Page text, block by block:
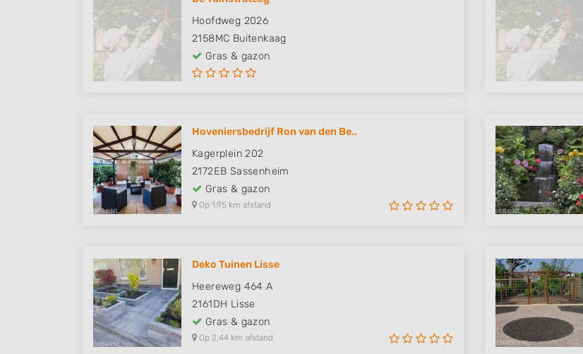
Hoofdweg 2026
2158MC Buitenkaag
Gras & gazon
Hoveniersbedrijf Ron van den Be..
Kagerplein 202
2172EB Sassenheim
Gras & gazon
Op 1,95 km afstand
Deko Tuinen Lisse
Heereweg 464 A
2161DH Lisse
Gras & gazon
Op 2,44 km afstand